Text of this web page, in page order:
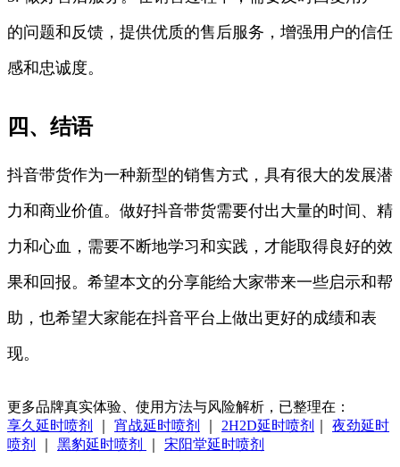
的问题和反馈，提供优质的售后服务，增强用户的信任
感和忠诚度。
四、结语
抖音带货作为一种新型的销售方式，具有很大的发展潜
力和商业价值。做好抖音带货需要付出大量的时间、精
力和心血，需要不断地学习和实践，才能取得良好的效
果和回报。希望本文的分享能给大家带来一些启示和帮
助，也希望大家能在抖音平台上做出更好的成绩和表
现。
更多品牌真实体验、使用方法与风险解析，已整理在：
享久延时喷剂
宵战延时喷剂 2H2D延时喷剂
夜劲延时
喷剂
黑豹延时喷剂 宋阳堂延时喷剂